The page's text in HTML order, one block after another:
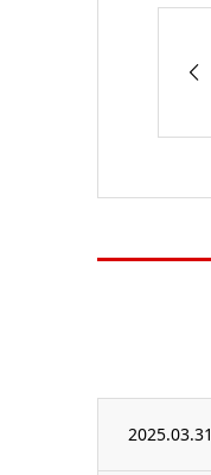
2025.03.31